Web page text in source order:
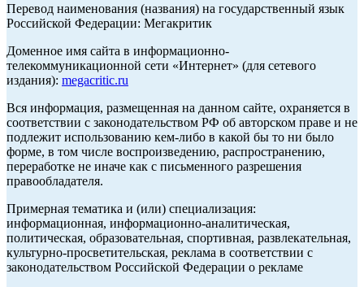
Перевод наименования (названия) на государственный язык
Российской Федерации: Мегакритик
Доменное имя сайта в информационно-
телекоммуникационной сети «Интернет» (для сетевого
издания): megacritic.ru
Вся информация, размещенная на данном сайте, охраняется в
соответствии с законодательством РФ об авторском праве и не
подлежит использованию кем-либо в какой бы то ни было
форме, в том числе воспроизведению, распространению,
переработке не иначе как с письменного разрешения
правообладателя.
Примерная тематика и (или) специализация:
информационная, информационно-аналитическая,
политическая, образовательная, спортивная, развлекательная,
культурно-просветительская, реклама в соответствии с
законодательством Российской Федерации о рекламе